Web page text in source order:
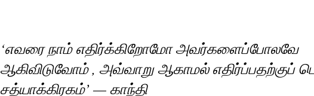
‘எவரை நாம் எதிர்க்கிறோமோ அவர்களைப்போலவே
ஆகிவிடுவோம் , அவ்வாறு ஆகாமல் எதிர்ப்பதற்குப்
சத்யாக்கிரகம்’ — காந்தி